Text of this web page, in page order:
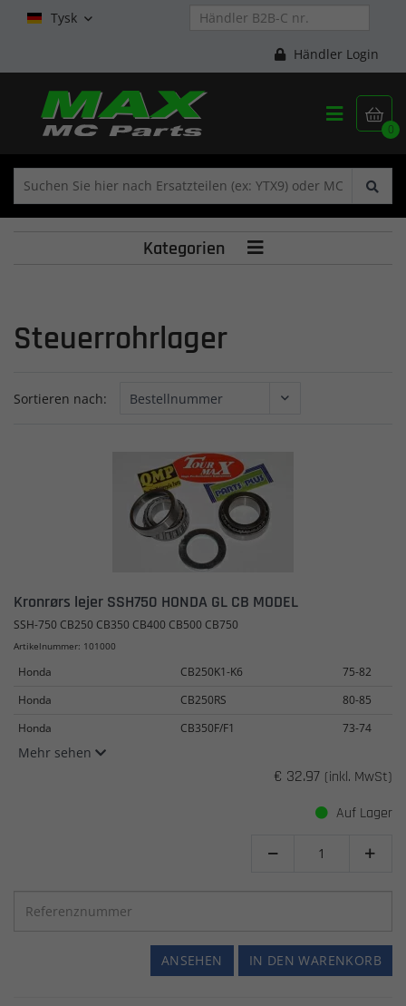
Tysk 
Händler Login

0

Kategorien 
Steuerrohrlager
Sortieren nach:
Kronrørs lejer SSH750 HONDA GL CB MODEL
SSH-750 CB250 CB350 CB400 CB500 CB750
Artikelnummer: 101000
Honda CB250K1-K6
75-82
Honda
CB250RS
80-85
Honda
CB350F/F1 73-74
Mehr sehen
€ 32.97 (inkl. MwSt)
Auf Lager
 
IN DEN WARENKORB
ANSEHEN